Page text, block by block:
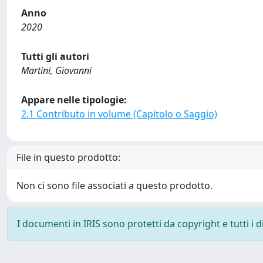
Anno
2020
Tutti gli autori
Martini, Giovanni
Appare nelle tipologie:
2.1 Contributo in volume (Capitolo o Saggio)
File in questo prodotto:
Non ci sono file associati a questo prodotto.
I documenti in IRIS sono protetti da copyright e tutti i